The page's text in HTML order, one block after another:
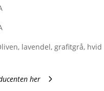
lavendel, grafitgrå, hvid
her